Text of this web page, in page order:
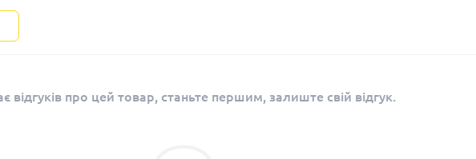
відгуків про цей товар, станьте першим, залиште свій відгук.